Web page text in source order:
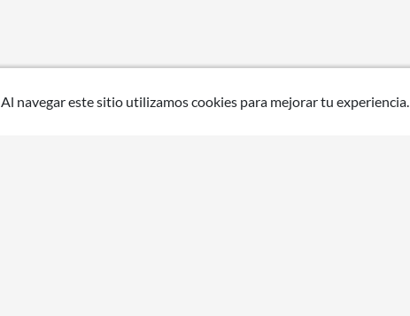
Al navegar este sitio utilizamos cookies para mejorar tu experiencia.